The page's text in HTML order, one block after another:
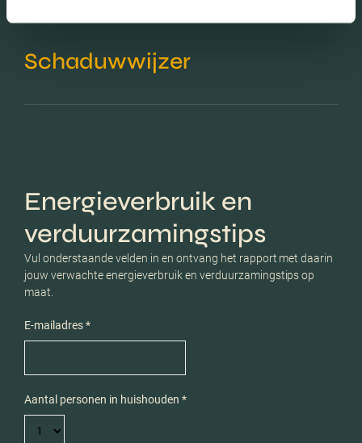
Schaduwwijzer
Energieverbruik en
verduurzamingstips
Vul onderstaande velden in en ontvang het rapport met daarin
jouw verwachte energieverbruik en verduurzamingstips op
maat.
E-mailadres *
Aantal personen in huishouden *